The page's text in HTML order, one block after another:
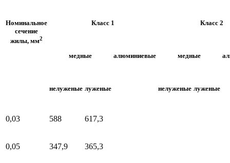
Номинальное
сечение
жилы, мм2
Класс 1 Класс 2
медные алюминиевые медные
нелуженые луженые нелуженые луженые
0,03 588 617,3
0,05 347,9 365,3